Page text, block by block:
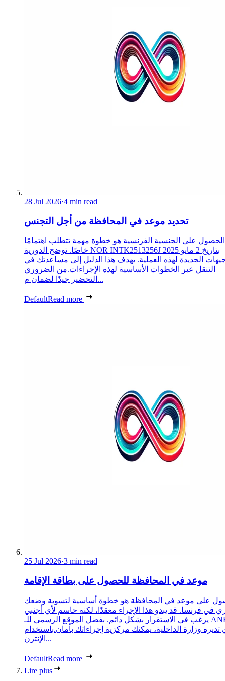
28 Jul 2026·4 min read
تحديد موعد في المحافظة من أجل التجنس
الحصول على الجنسية الفرنسية هو خطوة مهمة تتطلب اهتمامًا
خاصًا. توضح الدورية NOR INTK2513256J بتاريخ 2 مايو 2025
الجديدة لهذه العملية. يهدف هذا الدليل إلى مساعدتك في
التنقل عبر الخطوات الأساسية لهذه الإجراءات.من الضروري
التحضير جيدًا لضمان م...
DefaultRead more
25 Jul 2026·3 min read
موعد في المحافظة للحصول على بطاقة الإقامة
على موعد في المحافظة هو خطوة أساسية لتسوية وضعك
في فرنسا. قد يبدو هذا الإجراء معقدًا، لكنه حاسم لأي أجنبي
يرغب في الاستقرار بشكل دائم. بفضل الموقع الرسمي للـ ANEF،
تديره وزارة الداخلية، يمكنك مركزية إجراءاتك بأمان.باستخدام
الإنترن...
DefaultRead more
Lire plus